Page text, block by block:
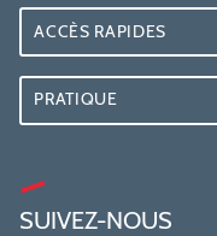
ACCÈS RAPIDES
PRATIQUE
SUIVEZ-NOUS